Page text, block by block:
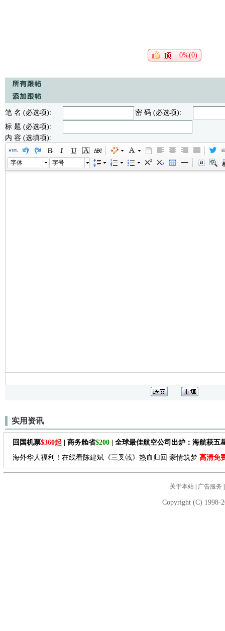
0%(0)
笔 名 (必选项):
密 码 (必选项):
标 题 (必选项):
内 容 (选填项):
字体 字号
实用资讯
回国机票$360起 | 商务舱省$200 | 全球最佳航空公司出炉：海航获五
海外华人福利！在线看陈建斌《三叉戟》热血归回 豪情筑梦 高清免
关于本站| 广告服务
Copyright (C) 1998-